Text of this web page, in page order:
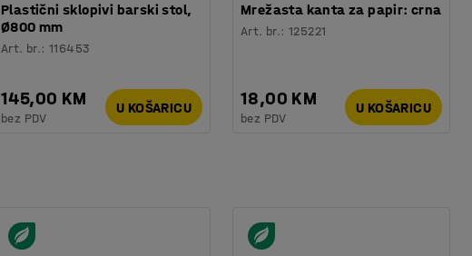
Plastični sklopivi barski stol,
Ø800 mm
Art. br.:116453
145,00 KM
bez PDV
U KOŠARICU
Mrežasta kanta za papir: crna
Art. br.:125221
18,00 KM
bez PDV
U KOŠARICU